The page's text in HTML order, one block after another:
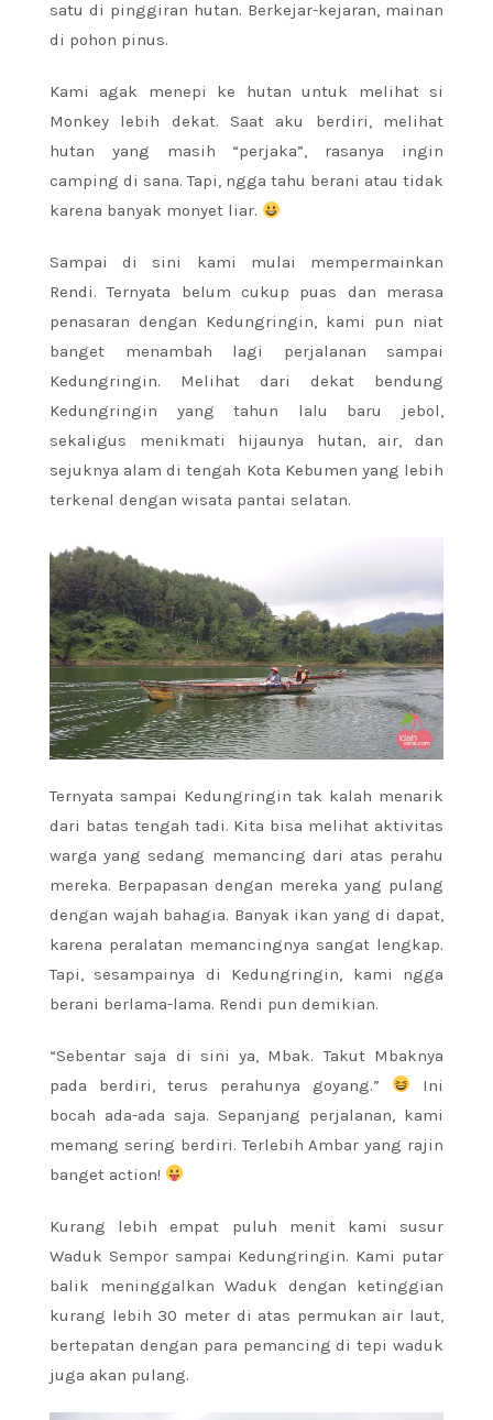
satu di pinggiran hutan. Berkejar-kejaran, mainan
di pohon pinus.
Kami agak menepi ke hutan untuk melihat si
Monkey lebih dekat. Saat aku berdiri, melihat
hutan yang masih “perjaka”, rasanya ingin
camping di sana. Tapi, ngga tahu berani atau tidak
karena banyak monyet liar.
Sampai di sini kami mulai mempermainkan
Rendi. Ternyata belum cukup puas dan merasa
penasaran dengan Kedungringin, kami pun niat
banget menambah lagi perjalanan sampai
Kedungringin. Melihat dari dekat bendung
Kedungringin yang tahun lalu baru jebol,
sekaligus menikmati hijaunya hutan, air, dan
sejuknya alam di tengah Kota Kebumen yang lebih
terkenal dengan wisata pantai selatan.
Ternyata sampai Kedungringin tak kalah menarik
dari batas tengah tadi. Kita bisa melihat aktivitas
warga yang sedang memancing dari atas perahu
mereka. Berpapasan dengan mereka yang pulang
dengan wajah bahagia. Banyak ikan yang di dapat,
karena peralatan memancingnya sangat lengkap.
Tapi, sesampainya di Kedungringin, kami ngga
berani berlama-lama. Rendi pun demikian.
“Sebentar saja di sini ya, Mbak. Takut Mbaknya
pada berdiri, terus perahunya goyang.”
Ini
bocah ada-ada saja. Sepanjang perjalanan, kami
memang sering berdiri. Terlebih Ambar yang rajin
banget action!
Kurang lebih empat puluh menit kami susur
Waduk Sempor sampai Kedungringin. Kami putar
balik meninggalkan Waduk dengan ketinggian
kurang lebih 30 meter di atas permukan air laut,
bertepatan dengan para pemancing di tepi waduk
juga akan pulang.